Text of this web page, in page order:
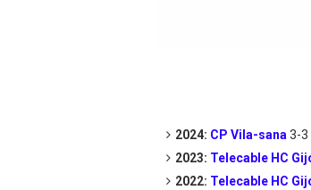
2024: CP Vila-sana 3-3
2023: Telecable HC
2022: Telecable HC